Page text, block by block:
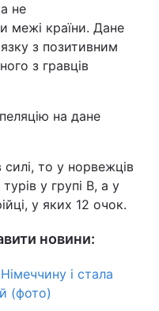
не
межі країни. Дане
з позитивним
з гравців
на дане
то у норвежців
у групі В, а у
у яких 12 очок.
новини:
і стала
(фото)